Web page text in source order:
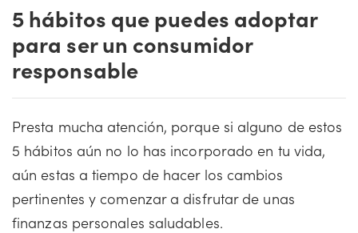
5 hábitos que puedes adoptar
para ser un consumidor
responsable
Presta mucha atención, porque si alguno de estos
5 hábitos aún no lo has incorporado en tu vida,
aún estas a tiempo de hacer los cambios
pertinentes y comenzar a disfrutar de unas
finanzas personales saludables.